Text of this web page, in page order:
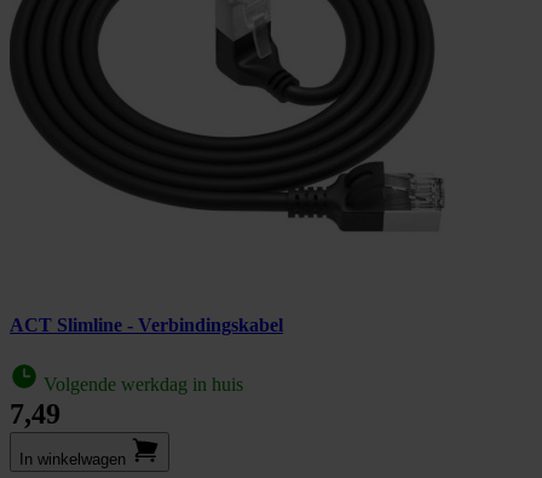
ACT Slimline - Verbindingskabel
Volgende werkdag in huis
7,49
In winkel­wagen